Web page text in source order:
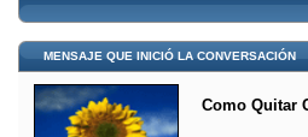
MENSAJE QUE INICIÓ LA CONVERSACIÓN
Como Quitar